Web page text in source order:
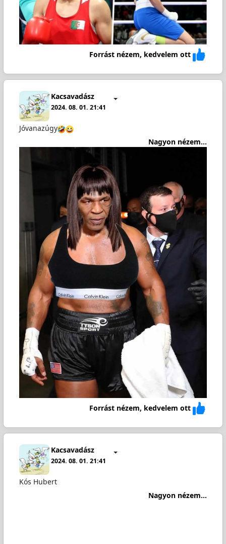
Forrást nézem, kedvelem ott
Kacsavadász
2024. 08. 01. 21:41
Jóvanazúgy
Nagyon nézem...
Forrást nézem, kedvelem ott
Kacsavadász
2024. 08. 01. 21:41
Kós Hubert
Nagyon nézem...